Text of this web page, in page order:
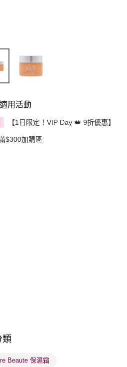
用活動
【1日限定！VIP Day 👑 9折優惠】
$300加購區
類
Beaute 保濕霜